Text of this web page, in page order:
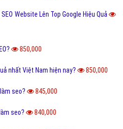
Website Lên Top Google Hiệu Quả
850,000
nhất Việt Nam hiện nay? 850,000
seo? 845,000
seo? 840,000